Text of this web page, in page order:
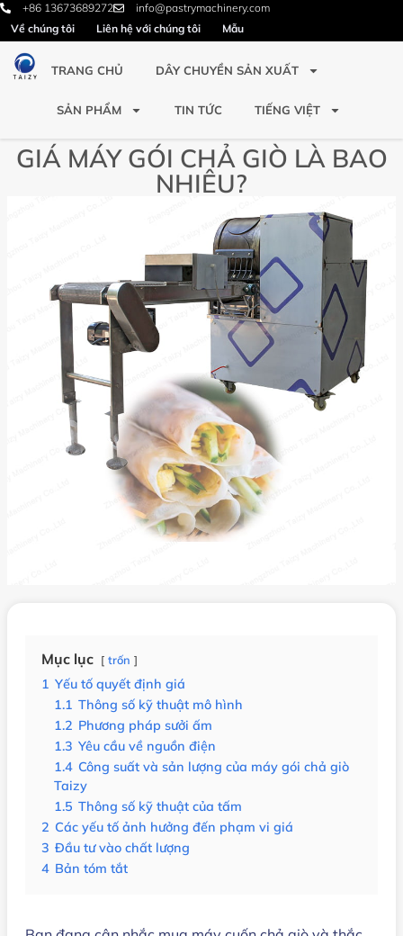
+86 13673689272
info@pastrymachinery.com
Về chúng tôi
Liên hệ với chúng tôi Mẫu
TRANG CHỦ DÂY CHUYỀN SẢN XUẤT
SẢN PHẨM TIN TỨC TIẾNG VIỆT
GIÁ MÁY GÓI CHẢ GIÒ LÀ BAO
NHIÊU?
Mục lục trốn
1 Yếu tố quyết định giá
1.1 Thông số kỹ thuật mô hình
1.2 Phương pháp sưởi ấm
1.3 Yêu cầu về nguồn điện
1.4 Công suất và sản lượng của máy gói chả giò
Taizy
1.5 Thông số kỹ thuật của tấm
2 Các yếu tố ảnh hưởng đến phạm vi giá
3 Đầu tư vào chất lượng
4 Bản tóm tắt